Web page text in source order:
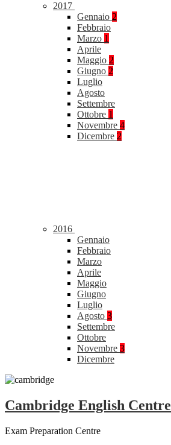
2017
Gennaio 2
Febbraio
Marzo 1
Aprile
Maggio 2
Giugno 2
Luglio
Agosto
Settembre
Ottobre 1
Novembre 4
Dicembre 2
2016
Gennaio
Febbraio
Marzo
Aprile
Maggio
Giugno
Luglio
Agosto 3
Settembre
Ottobre
Novembre 3
Dicembre
Cambridge English Centre
Exam Preparation Centre